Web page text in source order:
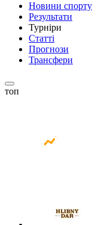
Новини спорту
Результати
Турніри
Статті
Прогнози
Трансфери
топ